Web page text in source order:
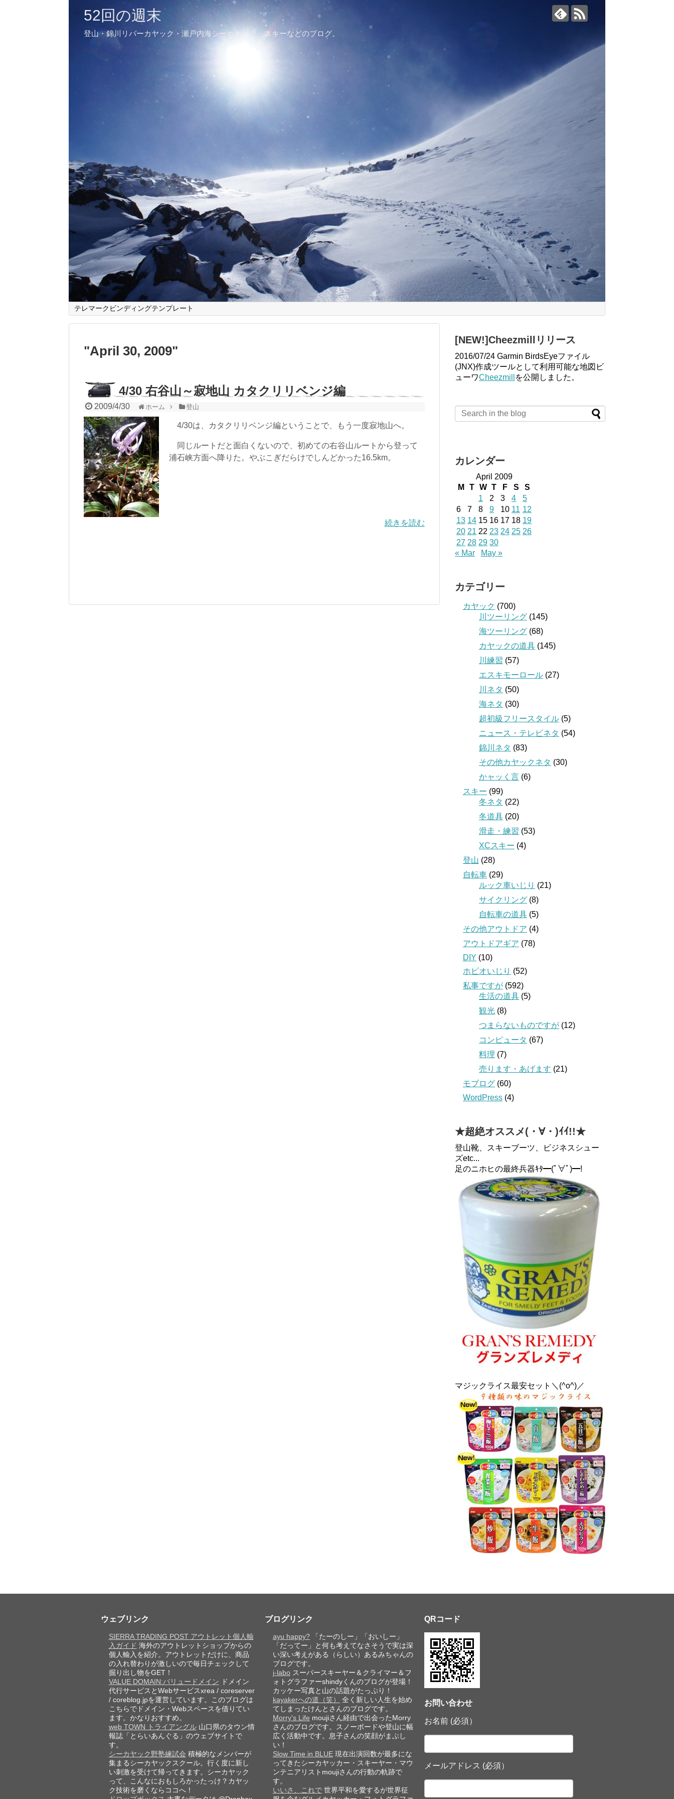
52回の週末
登山・錦川リバーカヤック・瀬戸内海シーカヤック・スキーなどのブログ。
テレマークビンディングテンプレート
"April 30, 2009"
4/30 右谷山～寂地山 カタクリリベンジ編
2009/4/30 ホーム 登山
4/30は、カタクリリベンジ編ということで、もう一度寂地山へ。
同じルートだと面白くないので、初めての右谷山ルートから登って
浦石峡方面へ降りた。やぶこぎだらけでしんどかった16.5km。
続きを読む
[NEW!]Cheezmillリリース
2016/07/24 Garmin BirdsEyeファイル
(JNX)作成ツールとして利用可能な地図ビ
ューワCheezmill を公開しました。
カレンダー
April 2009
M
T W T F S
S
1
2 3 4
5
6
7 8 9 10 11 12
13 14 15 16 17 18 19
20 21 22 23 24 25 26
27 28 29 30
« Mar
May »
カテゴリー
カヤック (700)
川ツーリング (145)
海ツーリング (68)
カヤックの道具 (145)
川練習 (57)
エスキモーロール (27)
川ネタ (50)
海ネタ (30)
超初級フリースタイル (5)
ニュース・テレビネタ (54)
錦川ネタ (83)
その他カヤックネタ (30)
かャッく言 (6)
スキー (99)
冬ネタ (22)
冬道具 (20)
滑走・練習 (53)
XCスキー (4)
登山 (28)
自転車 (29)
ルック車いじり (21)
サイクリング (8)
自転車の道具 (5)
その他アウトドア (4)
アウトドアギア (78)
DIY (10)
ホビオいじり (52)
私事ですが (592)
生活の道具 (5)
観光 (8)
つまらないものですが (12)
コンピュータ (67)
料理 (7)
売ります・あげます (21)
モブログ (60)
WordPress (4)
★超絶オススメ(・∀・)ｲｲ!!★
登山靴、スキーブーツ、ビジネスシュー
ズetc...
足のニホヒの最終兵器ｷﾀ━(ﾟ∀ﾟ)━!
マジックライス最安セット＼(^o^)／
ウェブリンク
SIERRA TRADING POST アウトレット個人輸
入ガイド 海外のアウトレットショップからの
個人輸入を紹介。アウトレットだけに、商品
の入れ替わりが激しいので毎日チェックして
掘り出し物をGET！
VALUE DOMAIN:バリュードメイン ドメイン
代行サービスとWebサービスxrea / coreserver
/ coreblog.jpを運営しています。このブログは
こちらでドメイン・Webスペースを借りてい
ます。かなりおすすめ。
web TOWN トライアングル山口県のタウン情
報誌「とらいあんぐる」のウェブサイトで
す。
シーカヤック野塾練試会 積極的なメンバーが
集まるシーカヤックスクール。行く度に新し
い刺激を受けて帰ってきます。シーカヤック
って、こんなにおもしろかったっけ？カヤッ
ク技術を磨くならココへ！
ブログリンク
ayu happy?「たーのしー」「おいしー」
「だってー」と何も考えてなさそうで実は深
い深い考えがある（らしい）あるみちゃんの
ブログです。
j-labo スーパースキーヤー＆クライマー＆フ
ォトグラファーshindyくんのブログが登場！
カッケー写真と山の話題がたっぷり！
kayakerへの道（笑）
全く新しい人生を始め
てしまったけんとさんのブログです。
Morry's Life moujiさん経由で出会ったMorry
さんのブログです。スノーボードや登山に幅
広く活動中です。息子さんの笑顔がまぶし
い！
Slow Time in BLUE現在出演回数が最多にな
ってきたシーカヤッカー・スキーヤー・マウ
ンテニアリストmoujiさんの行動の軌跡で
す。
いいさ、これで世界平和を愛するが世界征
QRコード
お問い合わせ
お名前 (必須）
メールアドレス (必須）